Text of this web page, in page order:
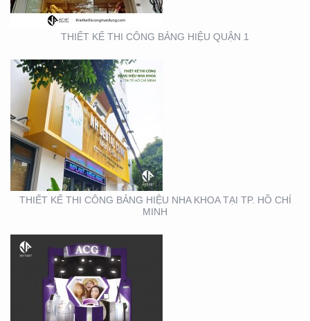
THIẾT KẾ THI CÔNG BẢNG HIỆU QUẬN 1
THIẾT KẾ THI CÔNG BẢNG HIỆU NHA KHOA TẠI TP. HỒ CHÍ
MINH
THIẾT KẾ THI CÔNG
GIAN HÀNG ACG –
TRIỂN LÃM NHA KHOA
THIẾT KẾ THI CÔNG
GIAN HÀNG REAL EMS
TẠI TTTM